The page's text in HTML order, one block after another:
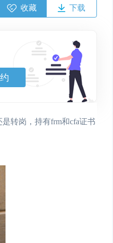
收藏 下载
转岗，持有frm和cfa证书